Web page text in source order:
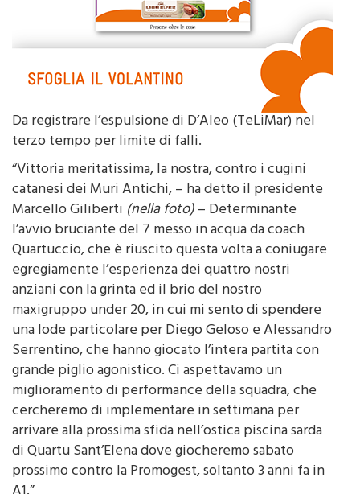
Da registrare l’espulsione di D’Aleo (TeLiMar) nel
terzo tempo per limite di falli.
“Vittoria meritatissima, la nostra, contro i cugini
catanesi dei Muri Antichi, – ha detto il presidente
Marcello Giliberti(nella foto)– Determinante
l’avvio bruciante del 7 messo in acqua da coach
Quartuccio, che è riuscito questa volta a coniugare
egregiamente l’esperienza dei quattro nostri
anziani con la grinta ed il brio del nostro
maxigruppo under 20, in cui mi sento di spendere
una lode particolare per Diego Geloso e Alessandro
Serrentino, che hanno giocato l’intera partita con
grande piglio agonistico. Ci aspettavamo un
miglioramento di performance della squadra, che
cercheremo di implementare in settimana per
arrivare alla prossima sfida nell’ostica piscina sarda
di Quartu Sant’Elena dove giocheremo sabato